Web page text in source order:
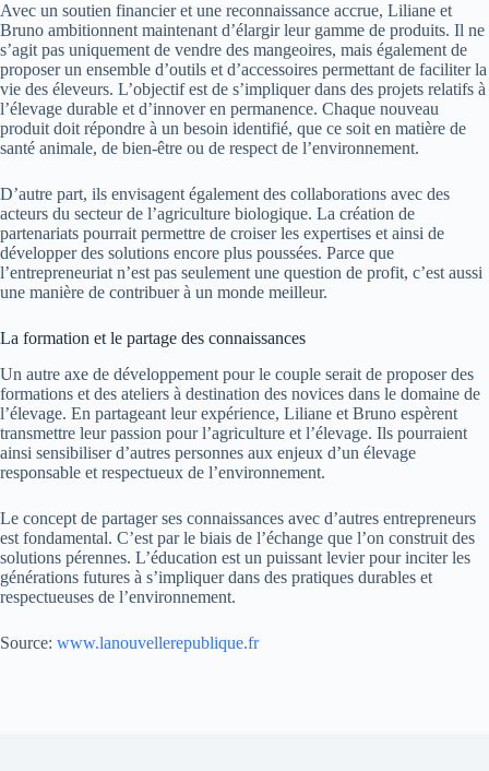
Avec un soutien financier et une reconnaissance accrue, Liliane et
Bruno ambitionnent maintenant d’élargir leur gamme de produits. Il ne
s’agit pas uniquement de vendre des mangeoires, mais également de
proposer un ensemble d’outils et d’accessoires permettant de faciliter la
vie des éleveurs. L’objectif est de s’impliquer dans des projets relatifs à
l’élevage durable et d’innover en permanence. Chaque nouveau
produit doit répondre à un besoin identifié, que ce soit en matière de
santé animale, de bien-être ou de respect de l’environnement.
D’autre part, ils envisagent également des collaborations avec des
acteurs du secteur de l’agriculture biologique. La création de
partenariats pourrait permettre de croiser les expertises et ainsi de
développer des solutions encore plus poussées. Parce que
l’entrepreneuriat n’est pas seulement une question de profit, c’est aussi
une manière de contribuer à un monde meilleur.
La formation et le partage des connaissances
Un autre axe de développement pour le couple serait de proposer des
formations et des ateliers à destination des novices dans le domaine de
l’élevage. En partageant leur expérience, Liliane et Bruno espèrent
transmettre leur passion pour l’agriculture et l’élevage. Ils pourraient
ainsi sensibiliser d’autres personnes aux enjeux d’un élevage
responsable et respectueux de l’environnement.
Le concept de partager ses connaissances avec d’autres entrepreneurs
est fondamental. C’est par le biais de l’échange que l’on construit des
solutions pérennes. L’éducation est un puissant levier pour inciter les
générations futures à s’impliquer dans des pratiques durables et
respectueuses de l’environnement.
Source: www.lanouvellerepublique.fr